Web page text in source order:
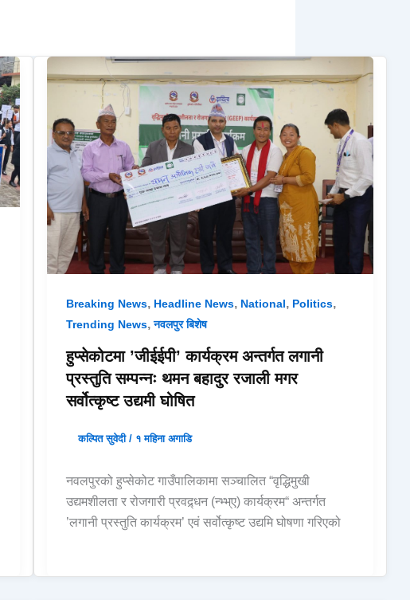
Breaking News, Headline News, National, Politics,
Trending News,नवलपुर बिशेष
हुप्सेकोटमा ’जीईईपी’ कार्यक्रम अन्तर्गत लगानी
प्रस्तुति सम्पन्नः थमन बहादुर रजाली मगर
सर्वोत्कृष्ट उद्यमी घोषित
कल्पित सुवेदी/ १ महिना अगाडि
नवलपुरको हुप्सेकोट गाउँपालिकामा सञ्चालित “वृद्धिमुखी
उद्यमशीलता र रोजगारी प्रवद्र्धन (न्भ्भ्ए) कार्यक्रम“ अन्तर्गत
’लगानी प्रस्तुति कार्यक्रम’ एवं सर्वोत्कृष्ट उद्यमि घोषणा गरिएको